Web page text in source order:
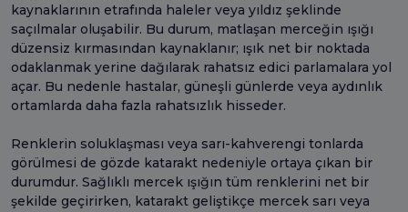
kaynaklarının etrafında haleler veya yıldız şeklinde
saçılmalar oluşabilir. Bu durum, matlaşan merceğin ışığı
düzensiz kırmasından kaynaklanır; ışık net bir noktada
odaklanmak yerine dağılarak rahatsız edici parlamalara yol
açar. Bu nedenle hastalar, güneşli günlerde veya aydınlık
ortamlarda daha fazla rahatsızlık hisseder.
Renklerin soluklaşması veya sarı-kahverengi tonlarda
görülmesi de gözde katarakt nedeniyle ortaya çıkan bir
durumdur. Sağlıklı mercek ışığın tüm renklerini net bir
şekilde geçirirken, katarakt geliştikçe mercek sarı veya